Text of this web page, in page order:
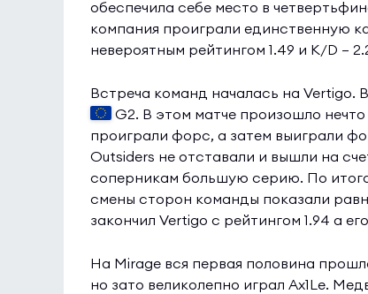
обеспечила себе место в
компания проиграли единственную
невероятным рейтингом 1.49 и K/D —
Встреча команд началась на Vertigo.
G2. В этом матче произошло
проиграли форс, а затем выиграли
Outsiders не отставали и вышли на
соперникам большую серию. По
смены сторон команды показали
закончил Vertigo с рейтингом 1.94 а
На Mirage вся первая половина
но зато великолепно играл Ax1Le.